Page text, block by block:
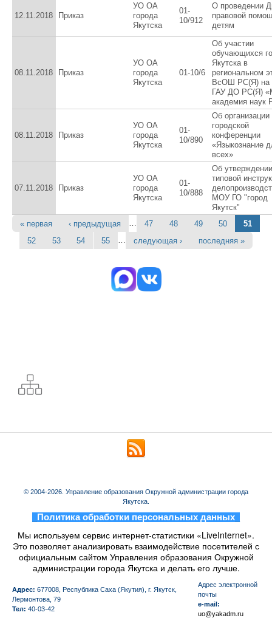
12.11.2018 Приказ
УО ОА
города
Якутска
01-
10/912
О проведении
правовой
детям
08.11.2018 Приказ
УО ОА
города
Якутска
01-10/6
Об участии
обучающихся
Якутска в
региональном
ВсОШ РС(Я) на
ГАУ ДО РС(Я)
академия наук
08.11.2018 Приказ
УО ОА
города
Якутска
01-
10/890
Об организации
городской
конференции
«Языкознание
всех»
07.11.2018 Приказ
УО ОА
города
Якутска
01-
10/888
Об утверждении
типовой
МОУ ГО "город
Якутск"
Страницы
« первая ‹ предыдущая 47 48 49 50
51
52
53 54 55 следующая › последняя »
© 2004-2026. Управление образования Окружной администрации города
Якутска.
Политика обработки персональных данных
Мы используем сервис интернет-статистики «LiveInternet».
Это позволяет анализировать взаимодействие посетителей с
официальным сайтом Управления образования Окружной
администрации города Якутска и делать его лучше.
Адрес: 677008, Республика Саха (Якутия), г. Якутск,
Лермонтова, 79
Тел: 40-03-42
Aдрес электронной
почты
e-mail:
uo@yakadm.ru